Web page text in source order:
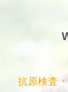
抗原検査